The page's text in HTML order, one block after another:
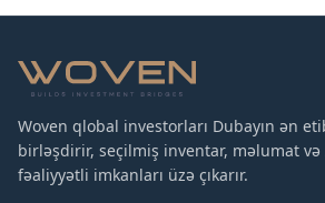
Woven qlobal investorları Dubayın ən
birləşdirir, seçilmiş inventar, məlumat
fəaliyyətli imkanları üzə çıkarır.